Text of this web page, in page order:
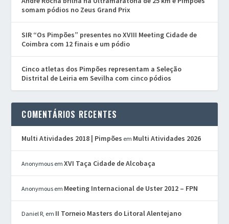
somam pódios no Zeus Grand Prix
SIR “Os Pimpões” presentes no XVIII Meeting Cidade de
Coimbra com 12 finais e um pódio
Cinco atletas dos Pimpões representam a Seleção
Distrital de Leiria em Sevilha com cinco pódios
COMENTÁRIOS RECENTES
Multi Atividades 2018 | Pimpões em Multi Atividades 2026
Anonymous emXVI Taça Cidade de Alcobaça
Anonymous em Meeting Internacional de Uster 2012 – FPN
Daniel R, em II Torneio Masters do Litoral Alentejano